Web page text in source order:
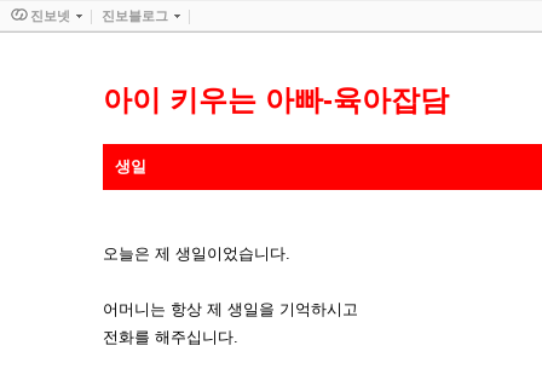
아이 키우는 아빠-육아잡담
생일
오늘은 제 생일이었습니다.
어머니는 항상 제 생일을 기억하시고
전화를 해주십니다.
진보넷 진보블로그